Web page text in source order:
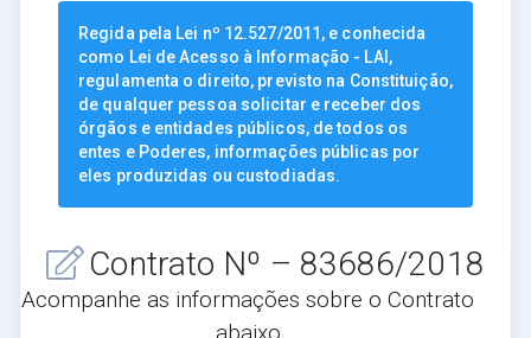
Regida pela Lei nº 12.527/2011, e conhecida
como Lei de Acesso à Informação - LAI,
regulamenta o direito, previsto na Constituição,
de qualquer pessoa solicitar e receber dos
órgãos e entidades públicos, de todos os
entes e Poderes, informações públicas por
eles produzidas ou custodiadas.
Contrato Nº – 83686/2018
Acompanhe as informações sobre o Contrato